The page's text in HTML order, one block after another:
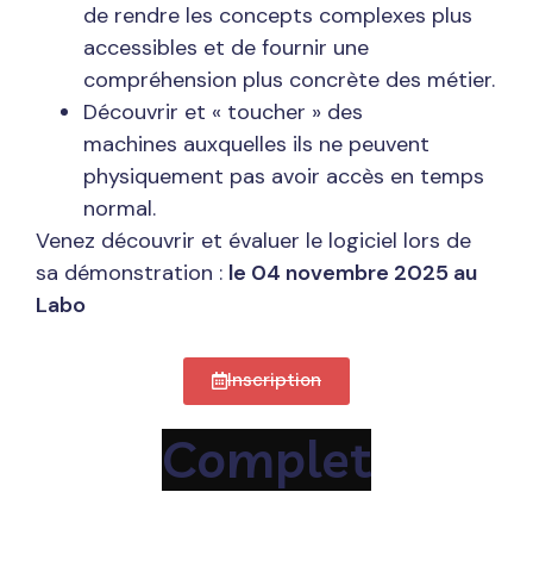
de rendre les concepts complexes plus
accessibles et de fournir une
compréhension plus concrète des métier.
Découvrir et « toucher » des
machines auxquelles ils ne peuvent
physiquement pas avoir accès en temps
normal.
Venez découvrir et évaluer le logiciel lors de
sa démonstration : le 04 novembre 2025 au
Labo
Inscription
Complet